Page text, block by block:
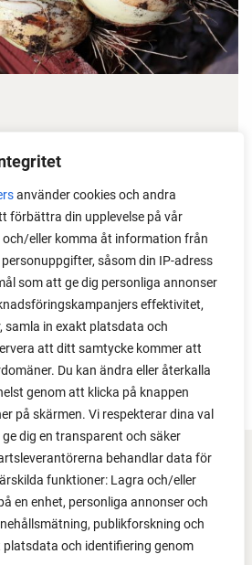
använder cookies och andra
förbättra din upplevelse på vår
eller komma åt information från
såsom din IP-adress
som att ge dig personliga annonser
effektivitet,
samla in exakt platsdata och
att ditt samtycke kommer att
Du kan ändra eller återkalla
genom att klicka på knappen
på skärmen. Vi respekterar dina val
dig en transparent och säker
behandlar data för
funktioner: Lagra och/eller
en enhet, personliga annonser och
publikforskning och
och identifiering genom
få tips om hur du sår, skolar
egen lök.
FACEBOOK
YOUTUBE